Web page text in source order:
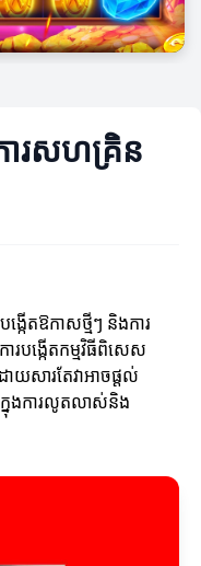
ារសហគ្រិន
ើតឱកាសថ្មីៗ និងការ
ារបង្កើតកម្មវិធីពិសេស
សារតែវាអាចផ្តល់
ងការលូតលាស់និង